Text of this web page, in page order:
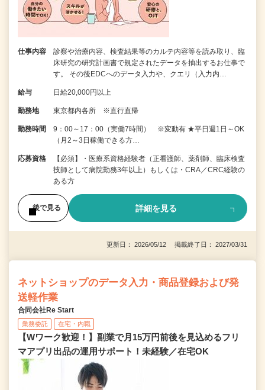
仕事内容
診察や治療内容、検査結果等のカルテ内容等を読み取り、臨
床研究の研究計画書で規定されたデータを抽出するお仕事で
す。 その後EDCへのデータ入力や、クエリ（入力内…
給与 日給20,000円以上
勤務地 東京都内各所 ※直行直帰
勤務時間
9：00～17：00（実働7時間） ※変動有 ★平日週1日～OK
（月2～3日稼働できる方…
応募資格
【必須】・医療系資格経験者（正看護師、薬剤師、臨床検査
技師として病院勤務3年以上）もしくは・CRA／CRC経験の
ある方
後で見る 詳細を見る
更新日： 2026/05/12 掲載終了日： 2027/03/31
ネットショップのデータ入力・商品登録および発
送軽作業
合同会社Re Start
業務委託 在宅・内職
【Wワーク歓迎！】副業で月15万円前後を見込めるフリ
マアプリ出品の運用サポート！未経験／在宅OK